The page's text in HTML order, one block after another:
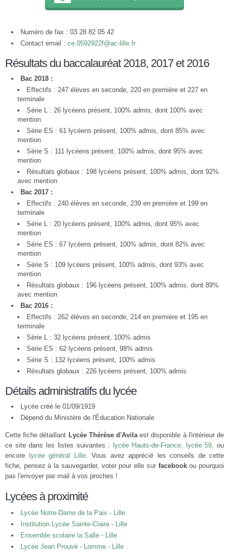
Numéro de fax : 03 28 82 05 42
Contact email : ce.0592922f@ac-lille.fr
Résultats du baccalauréat 2018, 2017 et 2016
Bac 2018 :
Effectifs : 247 élèves en seconde, 220 en première et 227 en
terminale
Série L : 26 lycéens présent, 100% admis, dont 100% avec
mention
Série ES : 61 lycéens présent, 100% admis, dont 85% avec
mention
Série S : 111 lycéens présent, 100% admis, dont 95% avec
mention
Résultats globaux : 198 lycéens présent, 100% admis, dont 92%
avec mention
Bac 2017 :
Effectifs : 240 élèves en seconde, 239 en première et 199 en
terminale
Série L : 20 lycéens présent, 100% admis, dont 95% avec
mention
Série ES : 67 lycéens présent, 100% admis, dont 82% avec
mention
Série S : 109 lycéens présent, 100% admis, dont 93% avec
mention
Résultats globaux : 196 lycéens présent, 100% admis, dont 89%
avec mention
Bac 2016 :
Effectifs : 262 élèves en seconde, 214 en première et 195 en
terminale
Série L : 32 lycéens présent, 100% admis
Série ES : 62 lycéens présent, 98% admis
Série S : 132 lycéens présent, 100% admis
Résultats globaux : 226 lycéens présent, 100% admis
Détails administratifs du lycée
Lycée créé le 01/09/1919
Dépend du Ministère de l'Éducation Nationale
Cette fiche détaillant Lycée Thérèse d'Avilaest disponible à l'intérieur de
ce site dans les listes suivantes :
lycée Hauts-de-France, lycée 59, ou
encore
lycée général Lille. Vous avez apprécié les conseils de cette
fiche, pensez à la sauvegarder, voter pour elle sur facebookou pourquoi
pas l'envoyer par mail à vos proches !
Lycées à proximité
Lycée Notre-Dame de la Paix - Lille
Institution Lycée Sainte-Claire - Lille
Ensemble scolaire la Salle - Lille
Lycée Jean Prouvé - Lomme - Lille